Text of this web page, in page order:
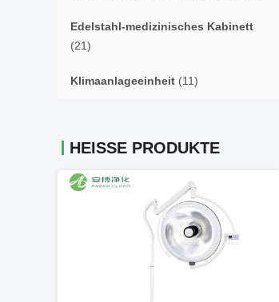
Edelstahl-medizinisches Kabinett
(21)
Klimaanlageeinheit (11)
HEISSE PRODUKTE